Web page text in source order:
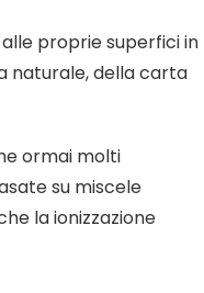
proprie superfici in
naturale, della carta
ormai molti
su miscele
la ionizzazione